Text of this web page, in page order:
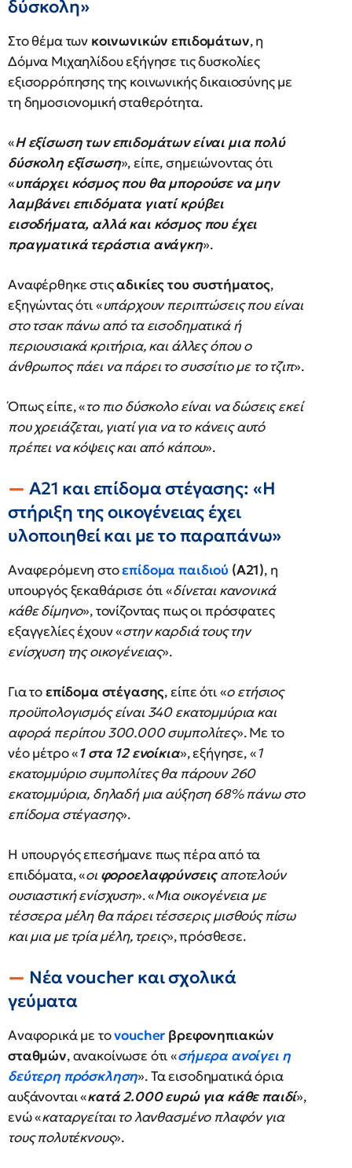
δύσκολη»
Στο θέμα των κοινωνικών επιδομάτων, η
Δόμνα Μιχαηλίδου εξήγησε τις δυσκολίες
εξισορρόπησης της κοινωνικής δικαιοσύνης με
τη δημοσιονομική σταθερότητα.
«Η εξίσωση των επιδομάτων είναι μια πολύ
δύσκολη εξίσωση», είπε, σημειώνοντας ότι
«υπάρχει κόσμος που θα μπορούσε να μην
λαμβάνει επιδόματα γιατί κρύβει
εισοδήματα, αλλά και κόσμος που έχει
πραγματικά τεράστια ανάγκη».
Αναφέρθηκε στιςαδικίες του συστήματος,
εξηγώντας ότι «υπάρχουν περιπτώσεις που είναι
στο τσακ πάνω από τα εισοδηματικά ή
περιουσιακά κριτήρια, και άλλες όπου ο
άνθρωπος πάει να πάρει το συσσίτιο με το τζιπ».
Όπως είπε, «το πιο δύσκολο είναι να δώσεις εκεί
που χρειάζεται, γιατί για να το κάνεις αυτό
πρέπει να κόψεις και από κάπου».
Α21 και επίδομα στέγασης: «Η
στήριξη της οικογένειας έχει
υλοποιηθεί και με το παραπάνω»
Αναφερόμενη στοεπίδομα παιδιού (Α21), η
υπουργός ξεκαθάρισε ότι «δίνεται κανονικά
κάθε δίμηνο», τονίζοντας πως οι πρόσφατες
εξαγγελίες έχουν «στην καρδιά τους την
ενίσχυση της οικογένειας».
Για τοεπίδομα στέγασης, είπε ότι «ο ετήσιος
προϋπολογισμός είναι 340 εκατομμύρια και
αφορά περίπου 300.000 συμπολίτες». Με το
νέο μέτρο «1 στα 12 ενοίκια», εξήγησε, «1
εκατομμύριο συμπολίτες θα πάρουν 260
εκατομμύρια, δηλαδή μια αύξηση 68% πάνω στο
επίδομα στέγασης».
Η υπουργός επεσήμανε πως πέρα από τα
επιδόματα, «οι φοροελαφρύνσειςαποτελούν
ουσιαστική ενίσχυση». «Μια οικογένεια με
τέσσερα μέλη θα πάρει τέσσερις μισθούς πίσω
και μια με τρία μέλη, τρεις», πρόσθεσε.
Νέα voucher και σχολικά
γεύματα
Αναφορικά με τοvoucher βρεφονηπιακών
σταθμών, ανακοίνωσε ότι «σήμερα ανοίγει η
δεύτερη πρόσκληση». Τα εισοδηματικά όρια
αυξάνονται «κατά 2.000 ευρώ για κάθε παιδί»,
ενώ «καταργείται το λανθασμένο πλαφόν για
τους πολυτέκνους».